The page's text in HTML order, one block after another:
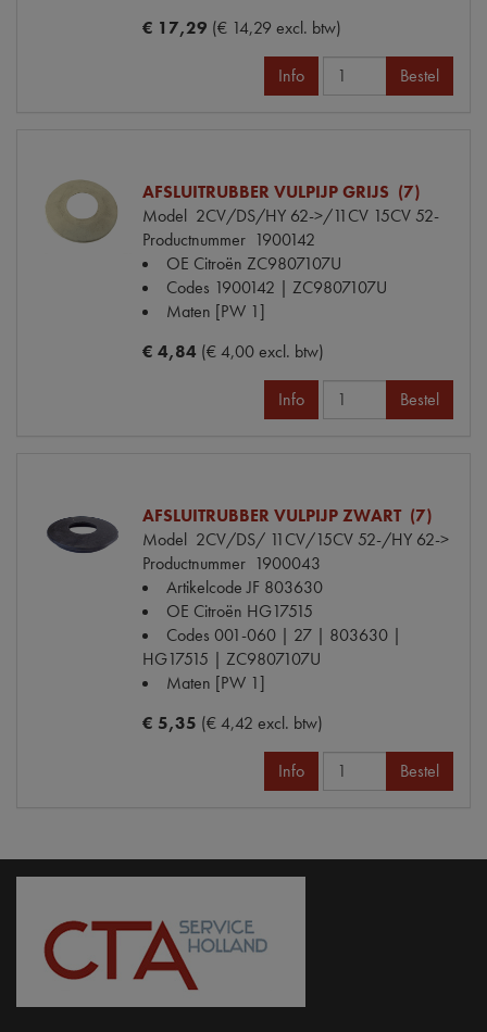
€ 17,29 (€ 14,29 excl. btw)
Info Bestel
AFSLUITRUBBER VULPIJP GRIJS (7)
Model 2CV/DS/HY 62->/11CV 15CV 52-
Productnummer 1900142
OE Citroën ZC9807107U
Codes 1900142 | ZC9807107U
Maten [PW 1]
€ 4,84 (€ 4,00 excl. btw)
Info Bestel
AFSLUITRUBBER VULPIJP ZWART (7)
Model 2CV/DS/ 11CV/15CV 52-/HY 62->
Productnummer 1900043
Artikelcode JF 803630
OE Citroën HG17515
Codes 001-060 | 27 | 803630 |
HG17515 | ZC9807107U
Maten [PW 1]
€ 5,35 (€ 4,42 excl. btw)
Info Bestel